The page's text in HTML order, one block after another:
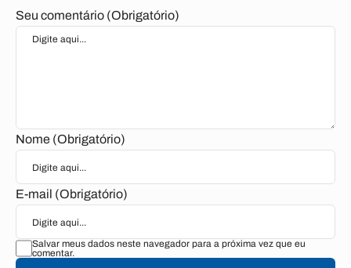
Seu comentário (Obrigatório)
Nome (Obrigatório)
E-mail (Obrigatório)
Salvar meus dados neste navegador para a próxima vez que eu
comentar.